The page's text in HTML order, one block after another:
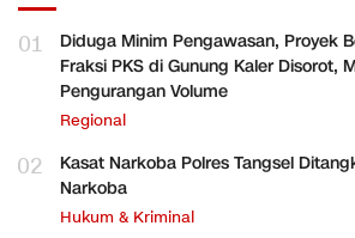
01
Diduga Minim Pengawasan, Proyek
Fraksi PKS di Gunung Kaler Disorot,
Pengurangan Volume
Regional
02
Kasat Narkoba Polres Tangsel
Narkoba
Hukum & Kriminal